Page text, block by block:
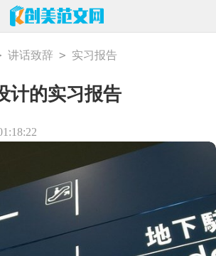
讲话致辞 > 实习报告
计的实习报告